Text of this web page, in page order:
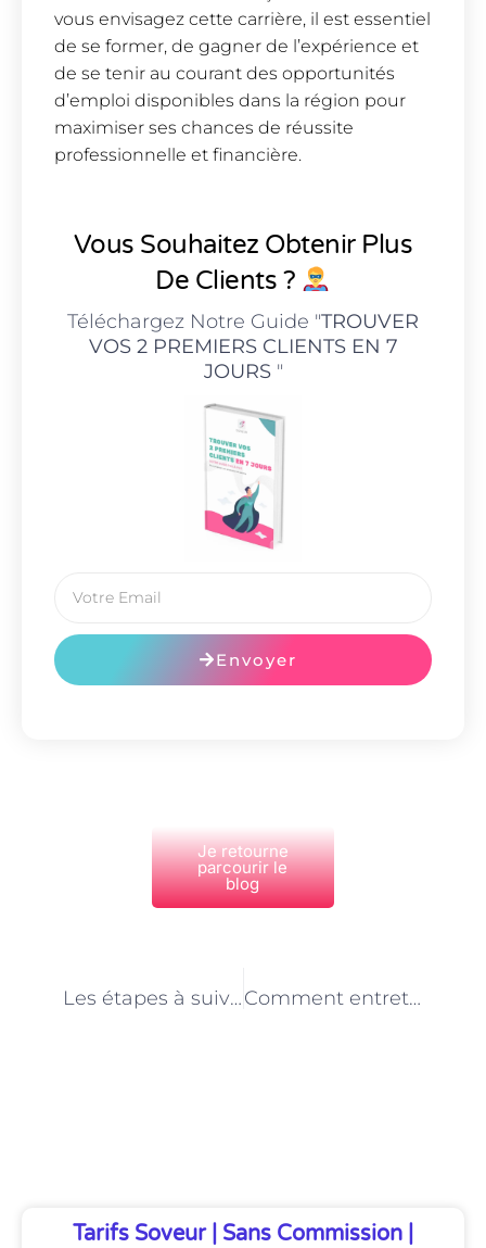
vous envisagez cette carrière, il est essentiel
de se former, de gagner de l’expérience et
de se tenir au courant des opportunités
d’emploi disponibles dans la région pour
maximiser ses chances de réussite
professionnelle et financière.
Vous Souhaitez Obtenir Plus
De Clients ?
Téléchargez Notre Guide "TROUVER
VOS 2 PREMIERS CLIENTS EN 7
JOURS"
Envoyer
Je retourne
parcourir le
blog
Les étapes à suivre pour poser une nouvelle toiture à Paris Comment entretenir une toiture en ardoise à Paris ?
Tarifs Soveur | Sans Commission |